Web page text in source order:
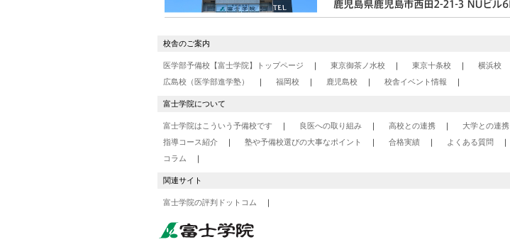
校舎のご案内
医学部予備校【富士学院】トップページ 東京御茶ノ水校 東京十条校 横浜校
広島校（医学部進学塾）
福岡校 鹿児島校 校舎イベント情報
富士学院について
富士学院はこういう予備校です 良医への取り組み 高校との連携 大学との連携
指導コース紹介
塾や予備校選びの大事なポイント 合格実績 よくある質問
コラム
関連サイト
富士学院の評判ドットコム